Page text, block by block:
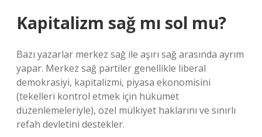
Kapitalizm sağ mı sol mu?
Bazı yazarlar merkez sağ ile aşırı sağ arasında ayrım
yapar. Merkez sağ partiler genellikle liberal
demokrasiyi, kapitalizmi, piyasa ekonomisini
(tekelleri kontrol etmek için hükümet
düzenlemeleriyle), özel mülkiyet haklarını ve sınırlı
refah devletini destekler.